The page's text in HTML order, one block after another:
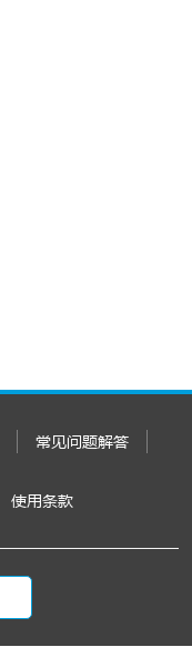
常见问题解答
使用条款